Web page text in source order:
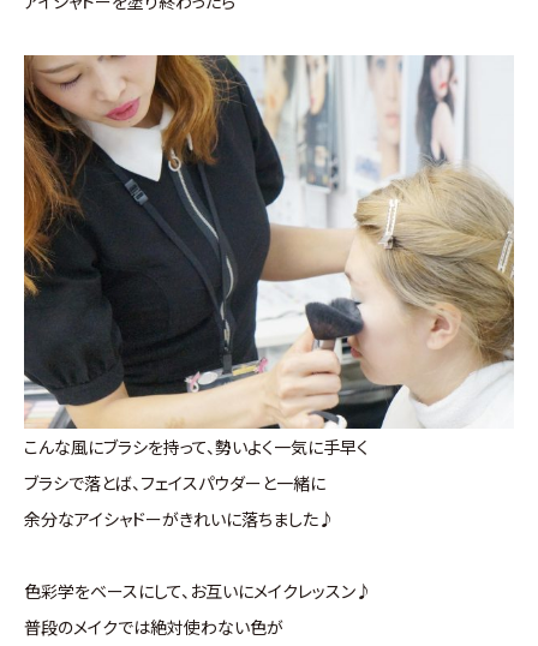
こんな風にブラシを持って、勢いよく一気に手早く
ブラシで落とば、フェイスパウダーと一緒に
余分なアイシャドーがきれいに落ちました♪
色彩学をベースにして、お互いにメイクレッスン♪
普段のメイクでは絶対使わない色が